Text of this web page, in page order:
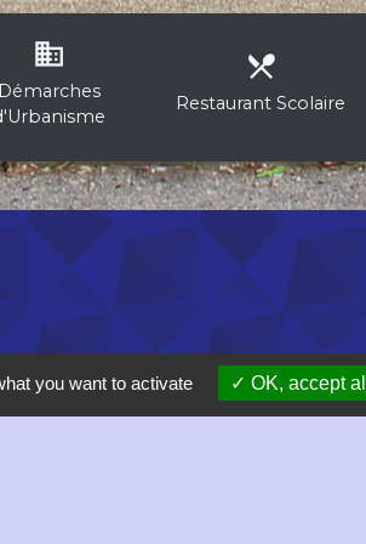
business
Démarches
local_dining
Restaurant Scolaire
you want to activate OK, accept all